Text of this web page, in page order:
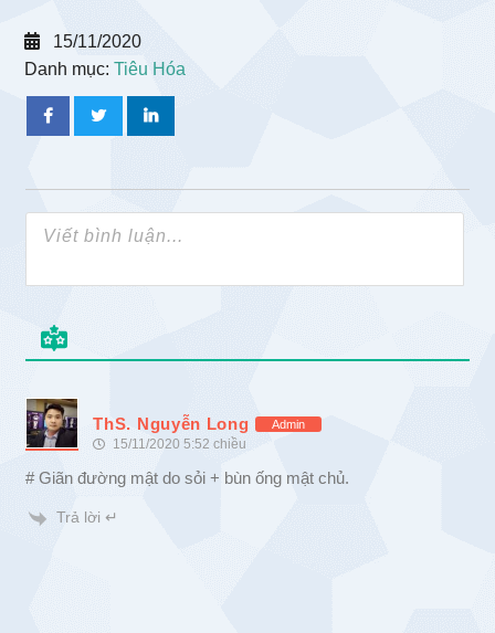
15/11/2020
Danh mục:Tiêu Hóa
ThS. Nguyễn Long Admin
15/11/2020 5:52 chiều
# Giãn đường mật do sỏi + bùn ống mật chủ.
Trả lời ↵